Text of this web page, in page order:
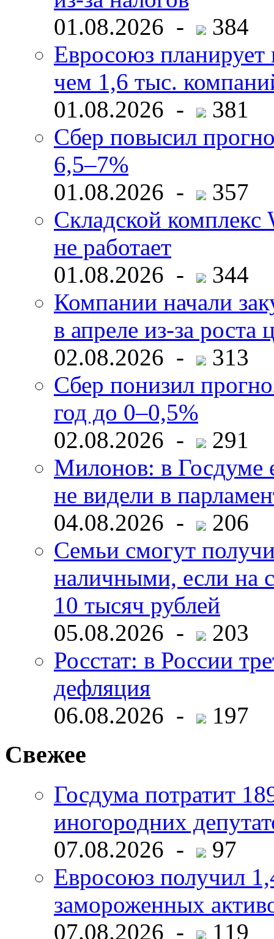
01.08.2026 -
384
Евросоюз планирует
чем 1,6 тыс.
01.08.2026 -
381
Сбер повысил
6,5–7%
01.08.2026 -
357
Складской комплекс
не работает
01.08.2026 -
344
Компании начали
в апреле из-за роста
02.08.2026 -
313
Сбер понизил
год до 0–0,5%
02.08.2026 -
291
Милонов: в Госдуме
не видели в
04.08.2026 -
206
Семьи смогут
наличными, если на
10 тысяч рублей
05.08.2026 -
203
Росстат: в России
дефляция
06.08.2026 -
197
Свежее
Госдума потратит
иногородних
07.08.2026 -
97
Евросоюз получил
замороженных
07.08.2026 -
119